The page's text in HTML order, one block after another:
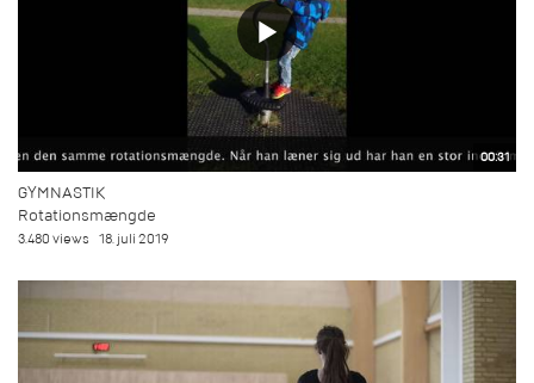
00:31
GYMNASTIK
Rotationsmængde
3.480 views 18. juli 2019